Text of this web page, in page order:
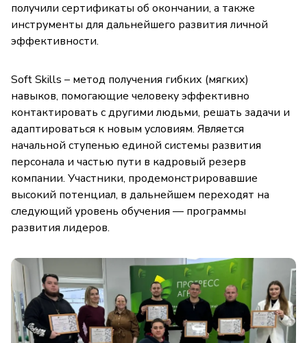
получили сертификаты об окончании, а также
инструменты для дальнейшего развития личной
эффективности.
Soft Skills – метод получения гибких (мягких)
навыков, помогающие человеку эффективно
контактировать с другими людьми, решать задачи и
адаптироваться к новым условиям. Является
начальной ступенью единой системы развития
персонала и частью пути в кадровый резерв
компании. Участники, продемонстрировавшие
высокий потенциал, в дальнейшем переходят на
следующий уровень обучения — программы
развития лидеров.